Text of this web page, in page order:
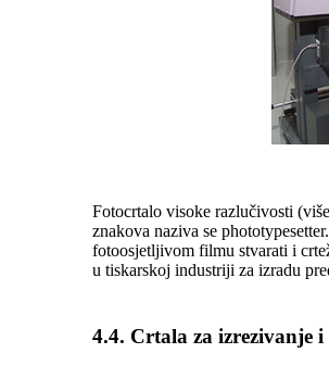
Fotocrtalo visoke razlučivosti
znakova naziva se
fotoosjetljivom filmu stvarati i
u tiskarskoj industriji za izradu
4.4. Crtala za izrezivanje